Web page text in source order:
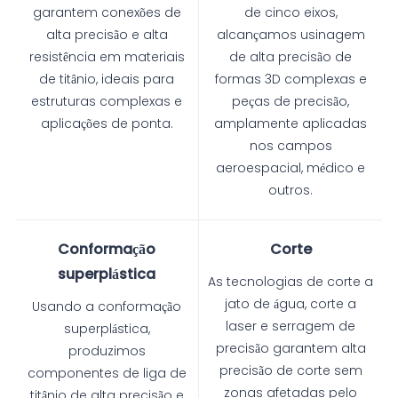
garantem conexões de
alta precisão e alta
resistência em materiais
de titânio, ideais para
estruturas complexas e
aplicações de ponta.
de cinco eixos,
alcançamos usinagem
de alta precisão de
formas 3D complexas e
peças de precisão,
amplamente aplicadas
nos campos
aeroespacial, médico e
outros.
Conformação
superplástica
Usando a conformação
superplástica,
produzimos
componentes de liga de
Corte
As tecnologias de corte a
jato de água, corte a
laser e serragem de
precisão garantem alta
precisão de corte sem
zonas afetadas pelo